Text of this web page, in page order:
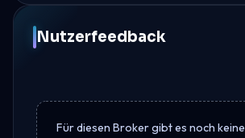
Nutzerfeedback
Für diesen Broker gibt es noch keine